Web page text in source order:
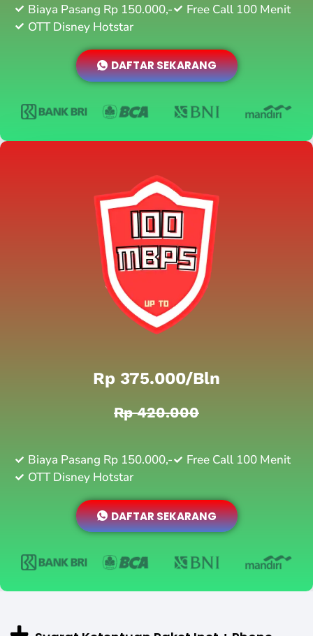
Biaya Pasang Rp 150.000,-
Free Call 100 Menit
OTT Disney Hotstar
DAFTAR SEKARANG
Rp 375.000/bln
Rp 420.000
Biaya Pasang Rp 150.000,-
Free Call 100 Menit
OTT Disney Hotstar
DAFTAR SEKARANG